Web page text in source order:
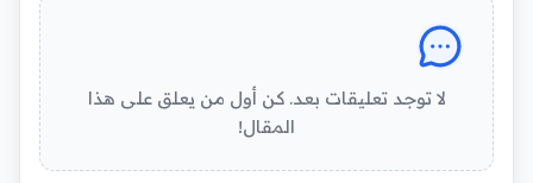
لا توجد تعليقات بعد. كن أول من يعلق على هذا
المقال!